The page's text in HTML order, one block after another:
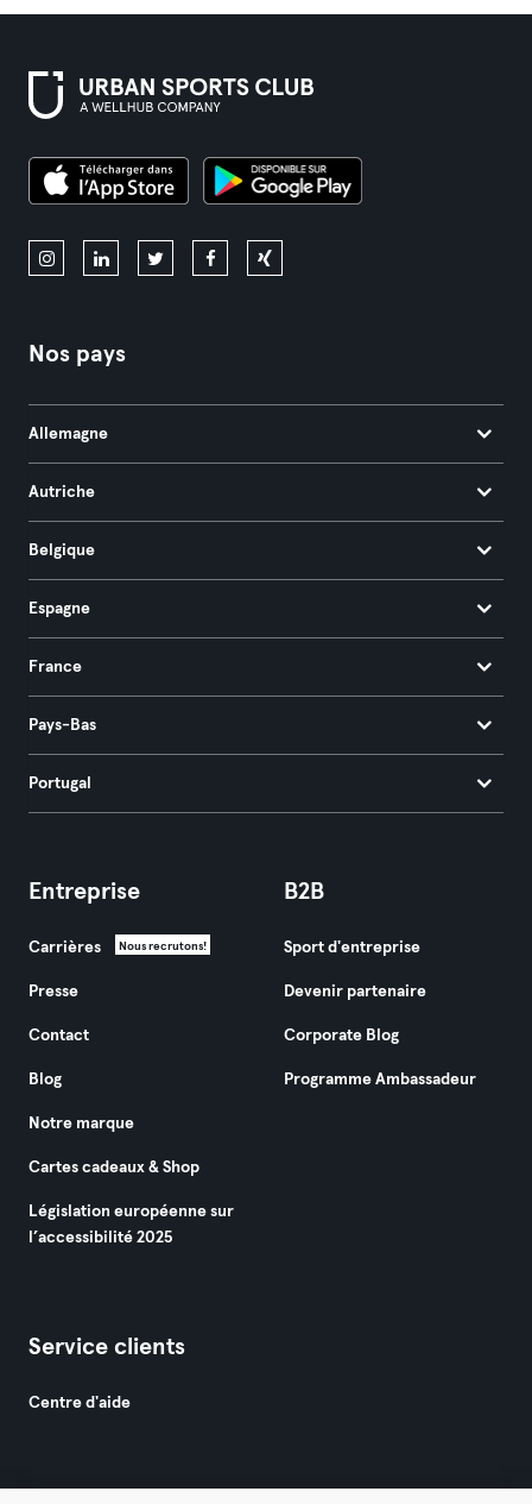
Nos pays
Allemagne
Autriche
Belgique
Espagne
France
Pays-Bas
Portugal
Entreprise
Carrières Nous recrutons!
Presse
Contact
Blog
Notre marque
Cartes cadeaux & Shop
Législation européenne sur
l’accessibilité 2025
B2B
Sport d'entreprise
Devenir partenaire
Corporate Blog
Programme Ambassadeur
Service clients
Centre d'aide